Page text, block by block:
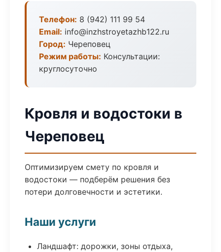
Телефон: 8 (942) 111 99 54
Email: info@inzhstroyetazhb122.ru
Город: Череповец
Режим работы: Консультации:
круглосуточно
Кровля и водостоки в
Череповец
Оптимизируем смету по кровля и
водостоки — подберём решения без
потери долговечности и эстетики.
Наши услуги
Ландшафт: дорожки, зоны отдыха,